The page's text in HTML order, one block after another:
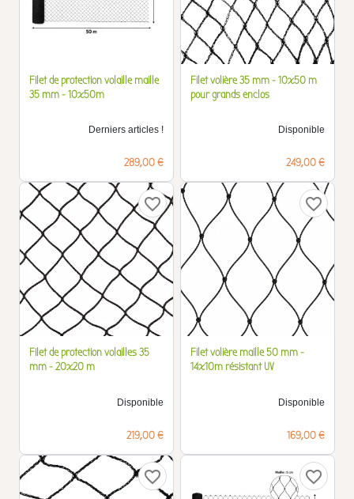
Filet de protection volaille maille
35 mm - 10x50m
Derniers articles !
Prix
289,00 €
Filet volière 35 mm - 10x50 m
pour grands enclos
Disponible
Prix
249,00 €
favorite_border
Filet de protection volailles 35
mm - 20x20 m
Disponible
Prix
219,00 €
favorite_border
Filet volière maille 50 mm -
14x10m résistant UV
Disponible
Prix
169,00 €
favorite_border favorite_border